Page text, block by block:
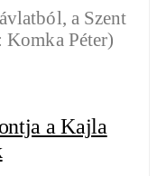
a Kajla